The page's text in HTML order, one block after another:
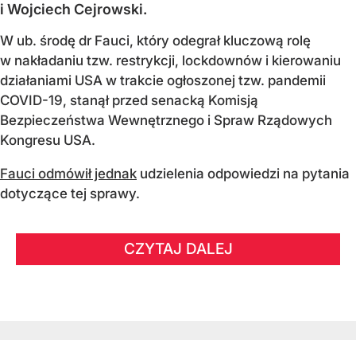
i Wojciech Cejrowski.
W ub. środę dr Fauci, który odegrał kluczową rolę
w nakładaniu tzw. restrykcji, lockdownów i kierowaniu
działaniami USA w trakcie ogłoszonej tzw. pandemii
COVID-19, stanął przed senacką Komisją
Bezpieczeństwa Wewnętrznego i Spraw Rządowych
Kongresu USA.
Fauci odmówił jednak udzielenia odpowiedzi na pytania
dotyczące tej sprawy.
CZYTAJ DALEJ